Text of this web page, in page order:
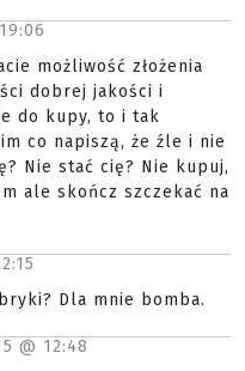
19:06
możliwość złożenia
dobrej jakości i
do kupy, to i tak
co napiszą, że źle i nie
Nie stać cię? Nie kupuj,
ale skończ szczekać na
Dla mnie bomba.
@ 12:48